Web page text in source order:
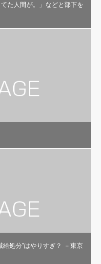
た人間が。」などと部下を
処分”はやりすぎ？ －東京